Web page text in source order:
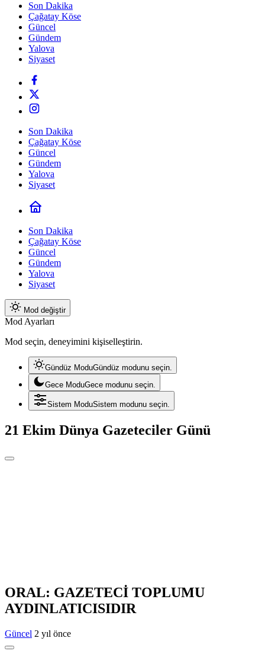
Son Dakika
Çağatay Köse
Güncel
Gündem
Yalova
Siyaset
Son Dakika
Çağatay Köse
Güncel
Gündem
Yalova
Siyaset
Son Dakika
Çağatay Köse
Güncel
Gündem
Yalova
Siyaset
Mod değiştir
Mod Ayarları
Mod seçin, deneyimini kişiselleştirin.
Gündüz ModuGündüz modunu seçin.
Gece ModuGece modunu seçin.
Sistem ModuSistem modunu seçin.
21 Ekim Dünya Gazeteciler Günü
ORAL: GAZETECİ TOPLUMU
AYDINLATICISIDIR
Güncel 2 yıl önce